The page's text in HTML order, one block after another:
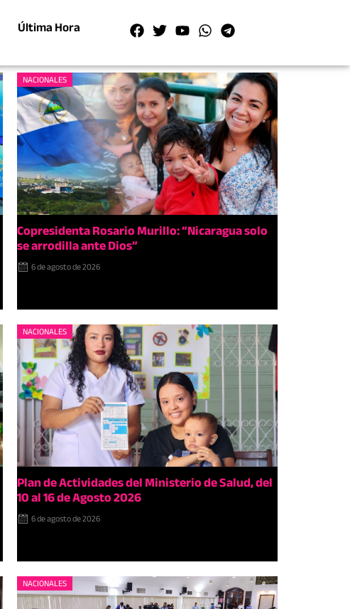
Última Hora
NACIONALES
Copresidenta Rosario Murillo: “Nicaragua solo
se arrodilla ante Dios”
6 de agosto de 2026
NACIONALES
Plan de Actividades del Ministerio de Salud, del
10 al 16 de Agosto 2026
6 de agosto de 2026
NACIONALES